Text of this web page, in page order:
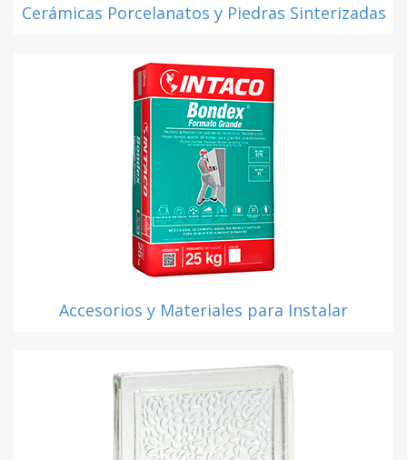
Cerámicas Porcelanatos y Piedras Sinterizadas
Accesorios y Materiales para Instalar